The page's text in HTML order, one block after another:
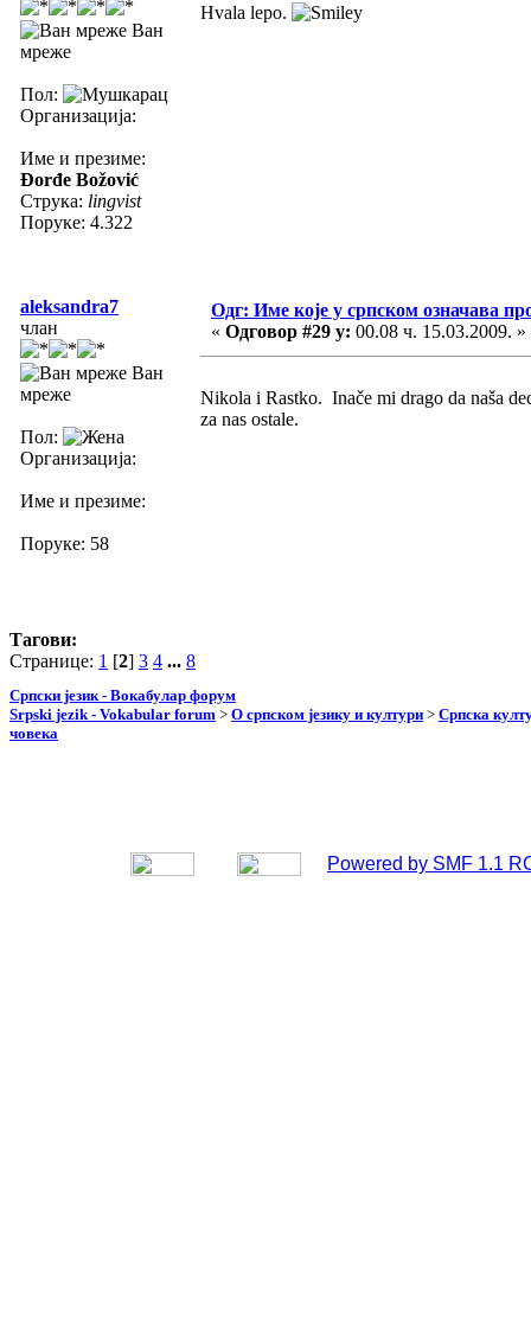
Ван
мреже
Пол:
Организација:
Име и презиме:
Đorđe Božović
Струка: lingvist
Поруке: 4.322
Hvala lepo.
aleksandra7
члан
Ван
мреже
Пол:
Организација:
Име и презиме:
Поруке: 58
Одг: Име које у српском означава
« Одговор #29 у: 00.08 ч. 15.03.2009. »
Nikola i Rastko. Inače mi drago da naša
za nas ostale.
Тагови:
Странице: 1 [2] 3 4 ... 8
Српски језик - Вокабулар форум
Srpski jezik - Vokabular forum > О српском језику и култури > Српска
човека
Powered by SMF 1.1